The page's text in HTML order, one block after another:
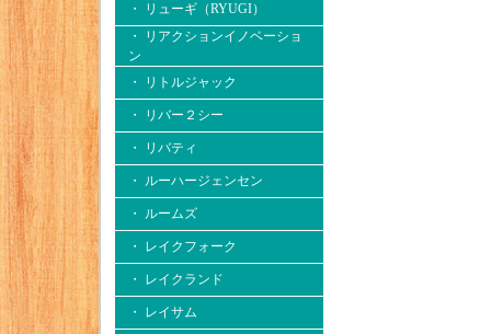
・ リューギ（RYUGI）
・ リアクションイノベーショ
ン
・ リトルジャック
・ リバー２シー
・ リバティ
・ ルーハージェンセン
・ ルームズ
・ レイクフォーク
・ レイクランド
・ レイサム